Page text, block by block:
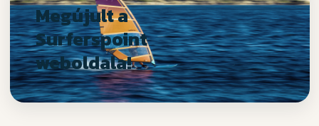
Megújult a
Surferspoint
weboldala!